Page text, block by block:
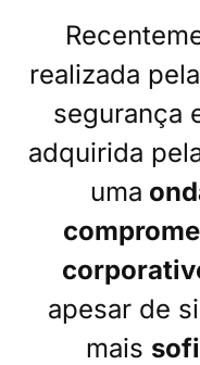
realizada
segurança
adquirida
uma
apesar de
mais